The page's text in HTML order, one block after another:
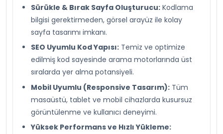
Sürükle & Bırak Sayfa Oluşturucu: Kodlama
bilgisi gerektirmeden, görsel arayüz ile kolay
sayfa tasarımı imkanı.
SEO Uyumlu Kod Yapısı: Temiz ve optimize
edilmiş kod sayesinde arama motorlarında üst
sıralarda yer alma potansiyeli.
Mobil Uyumlu (Responsive Tasarım): Tüm
masaüstü, tablet ve mobil cihazlarda kusursuz
görüntülenme ve kullanıcı deneyimi.
Yüksek Performans ve Hızlı Yükleme: